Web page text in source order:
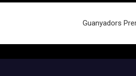
Guanyadors